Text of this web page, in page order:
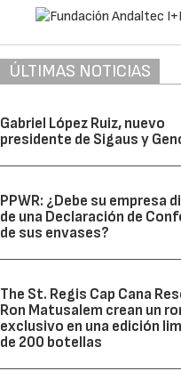
ÚLTIMAS NOTICIAS
Gabriel López Ruiz, nuevo
presidente de Sigaus y
PPWR: ¿Debe su empresa
de una Declaración de
de sus envases?
The St. Regis Cap Cana
Ron Matusalem crean un
exclusivo en una edición
de 200 botellas